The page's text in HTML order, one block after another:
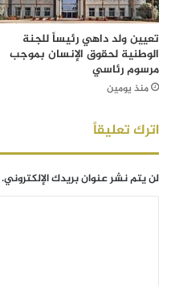
تعيين ولد داهي رئيساً للجنة
الوطنية لحقوق الإنسان بموجب
مرسوم رئاسي
منذ يومين
اترك تعليقاً
لن يتم نشر عنوان بريدك الإلكتروني.